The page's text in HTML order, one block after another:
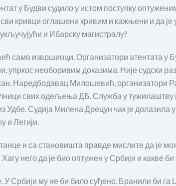
у Будви судило у истом поступку
кривци оглашени кривим и кажњени и да
и Ибарску магистралу?
само извршиоци. Организатори атентата
упркос необоривим доказима. Није судски
Наредбодавац Милошевић, организатори
свих одељења ДБ. Служба у тужилаштву и
Удбе. Судија Милена Дрецун чак је долазила
и Легији.
и са становишта правде мислите да је
него да је био оптужен у Србији и какве
Србији му не би било суђено. Бранили би га